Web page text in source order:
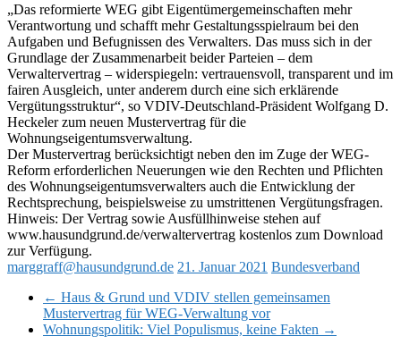
„Das reformierte WEG gibt Eigentümergemeinschaften mehr
Verantwortung und schafft mehr Gestaltungsspielraum bei den
Aufgaben und Befugnissen des Verwalters. Das muss sich in der
Grundlage der Zusammenarbeit beider Parteien – dem
Verwaltervertrag – widerspiegeln: vertrauensvoll, transparent und im
fairen Ausgleich, unter anderem durch eine sich erklärende
Vergütungsstruktur“, so VDIV-Deutschland-Präsident Wolfgang D.
Heckeler zum neuen Mustervertrag für die
Wohnungseigentumsverwaltung.
Der Mustervertrag berücksichtigt neben den im Zuge der WEG-
Reform erforderlichen Neuerungen wie den Rechten und Pflichten
des Wohnungseigentumsverwalters auch die Entwicklung der
Rechtsprechung, beispielsweise zu umstrittenen Vergütungsfragen.
Hinweis: Der Vertrag sowie Ausfüllhinweise stehen auf
www.hausundgrund.de/verwaltervertrag kostenlos zum Download
zur Verfügung.
marggraff@hausundgrund.de 21. Januar 2021 Bundesverband
← Haus & Grund und VDIV stellen gemeinsamen
Mustervertrag für WEG-Verwaltung vor
Wohnungspolitik: Viel Populismus, keine Fakten →